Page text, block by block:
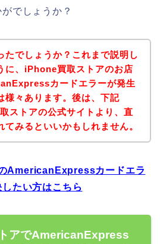
でしょうか？
たでしょうか？これまで説明し
に、iPhone買取ストアのお店
カードエラーが発生
様々あります。後は、下記
ストアの公式サイトより、直
てみるといいかもしれません。
AmericanExpressカードエラ
たい方はこちら
アでAmericanExpress